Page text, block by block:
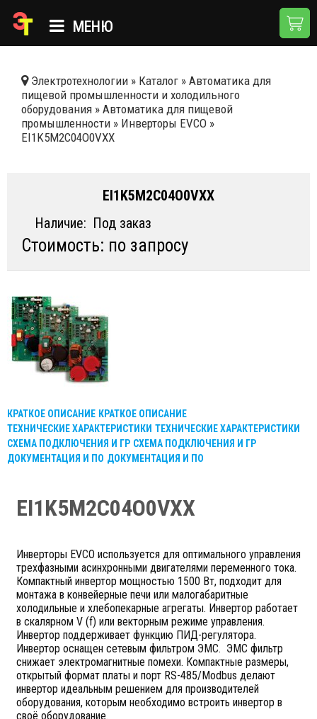
МЕНЮ
КАТАЛОГ
О КОМПАНИИ
ДОСТАВКА И ОПЛАТА
КОНТАКТЫ
Электротехнологии » Каталог » Автоматика для
пищевой промышленности и холодильного
оборудования » Автоматика для пищевой
промышленности » Инверторы EVCO »
EI1K5M2C04O0VXX
EI1K5M2C04O0VXX
Наличие: Под заказ
Стоимость: по запросу
КРАТКОЕ ОПИСАНИЕ КРАТКОЕ ОПИСАНИЕ
ТЕХНИЧЕСКИЕ ХАРАКТЕРИСТИКИ ТЕХНИЧЕСКИЕ ХАРАКТЕРИСТИКИ
СХЕМА ПОДКЛЮЧЕНИЯ И ГР СХЕМА ПОДКЛЮЧЕНИЯ И ГР
ДОКУМЕНТАЦИЯ И ПО ДОКУМЕНТАЦИЯ И ПО
EI1K5M2C04O0VXX
Инверторы EVCO используется для оптимального управления
трехфазными асинхронными двигателями переменного тока.
Компактный инвертор мощностью 1500 Вт, подходит для
монтажа в конвейерные печи или малогабаритные
холодильные и хлебопекарные агрегаты. Инвертор работает
в скалярном V (f) или векторным режиме управления.
Инвертор поддерживает функцию ПИД-регулятора.
Инвертор оснащен сетевым фильтром ЭМС. ЭМС фильтр
снижает электромагнитные помехи. Компактные размеры,
открытый формат платы и порт RS-485/Modbus делают
инвертор идеальным решением для производителей
оборудования, которым необходимо встроить инвертор в
своё оборудование.